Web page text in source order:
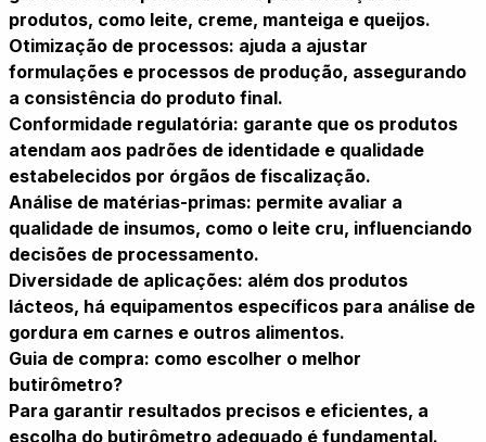
produtos, como leite, creme, manteiga e queijos.
Otimização de processos: ajuda a ajustar
formulações e processos de produção, assegurando
a consistência do produto final.
Conformidade regulatória: garante que os produtos
atendam aos padrões de identidade e qualidade
estabelecidos por órgãos de fiscalização.
Análise de matérias-primas: permite avaliar a
qualidade de insumos, como o leite cru, influenciando
decisões de processamento.
Diversidade de aplicações: além dos produtos
lácteos, há equipamentos específicos para análise de
gordura em carnes e outros alimentos.
Guia de compra: como escolher o melhor
butirômetro?
Para garantir resultados precisos e eficientes, a
escolha do butirômetro adequado é fundamental.